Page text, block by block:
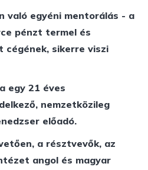
való egyéni mentorálás - a
pénzt termel és
cégének, sikerre viszi
egy 21 éves
nemzetközileg
előadó.
a résztvevők, az
angol és magyar